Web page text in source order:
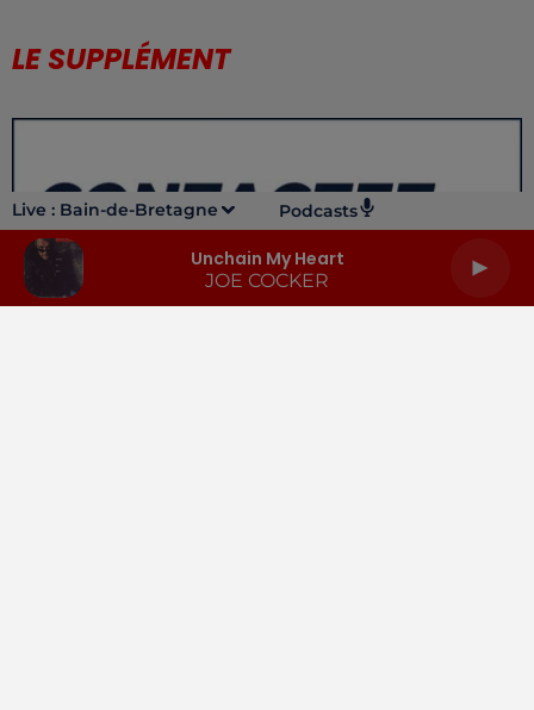
Live : Bain-de-Bretagne Podcasts
Unchain My Heart
JOE COCKER
LE SUPPLÉMENT